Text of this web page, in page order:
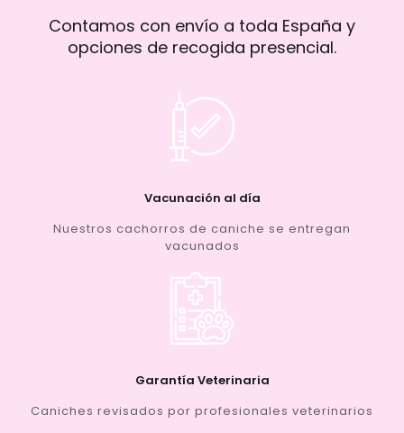
Contamos con envío a toda España y
opciones de recogida presencial.
Vacunación al día
Nuestros cachorros de caniche se entregan
vacunados
Garantía Veterinaria
Caniches revisados por profesionales veterinarios